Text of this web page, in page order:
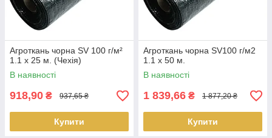
Агроткань чорна SV 100 г/м²
1.1 х 25 м. (Чехія)
В наявності
918,90 ₴ 937,65 ₴
Купити
Агроткань чорна SV100 г/м2
1.1 х 50 м.
В наявності
1 839,66 ₴ 1 877,20 ₴
Купити